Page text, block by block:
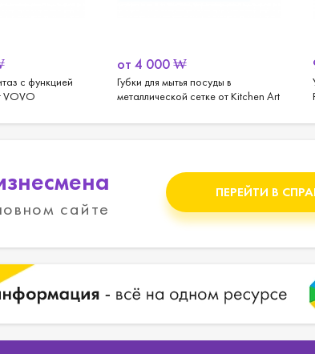
с функцией
VOVO
от 4 000₩
Губки для мытья посуды в
металлической сетке от Kitchen Art
сайте
ПЕРЕЙТИ В